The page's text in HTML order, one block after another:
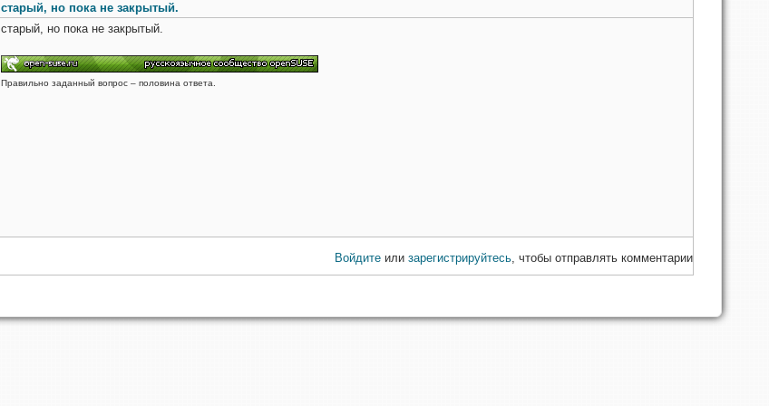
старый, но пока не закрытый.
старый, но пока не закрытый.
Правильно заданный вопрос – половина ответа.
Войдите или зарегистрируйтесь, чтобы отправлять комментарии